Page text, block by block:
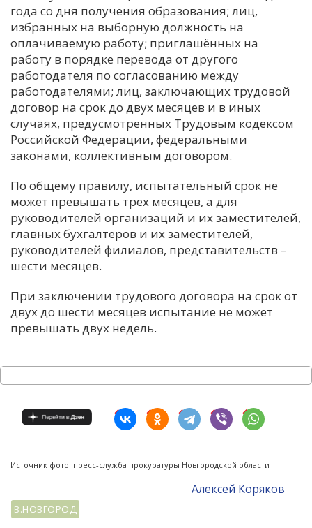
года со дня получения образования; лиц,
избранных на выборную должность на
оплачиваемую работу; приглашённых на
работу в порядке перевода от другого
работодателя по согласованию между
работодателями; лиц, заключающих трудовой
договор на срок до двух месяцев и в иных
случаях, предусмотренных Трудовым кодексом
Российской Федерации, федеральными
законами, коллективным договором.
По общему правилу, испытательный срок не
может превышать трёх месяцев, а для
руководителей организаций и их заместителей,
главных бухгалтеров и их заместителей,
руководителей филиалов, представительств –
шести месяцев.
При заключении трудового договора на срок от
двух до шести месяцев испытание не может
превышать двух недель.
Источник фото: пресс-служба прокуратуры Новгородской области
Алексей Коряков
В.НОВГОРОД